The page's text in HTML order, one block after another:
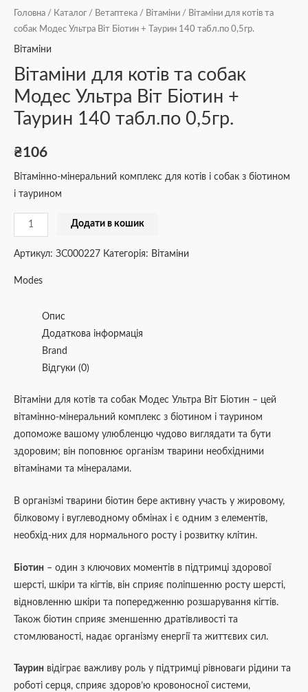
Головна / Каталог / Ветаптека / Вітаміни / Вітаміни для котів та
собак Модес Ультра Віт Біотин + Таурин 140 табл.по 0,5гр.
Вітаміни
Вітаміни для котів та собак
Модес Ультра Віт Біотин +
Таурин 140 табл.по 0,5гр.
₴106
Вітамінно-мінеральний комплекс для котів і собак з біотином
і таурином
Додати в кошик
Артикул: ЗС000227 Категорія: Вітаміни
Modes
Опис
Додаткова інформація
Brand
Відгуки (0)
Вітаміни для котів та собак Модес Ультра Віт Біотин – цей
вітамінно-мінеральний комплекс з біотином і таурином
допоможе вашому улюбленцю чудово виглядати та бути
здоровим; він поповнює організм тварини необхідними
вітамінами та мінералами.
В організмі тварини біотин бере активну участь у жировому,
білковому і вуглеводному обмінах і є одним з елементів,
необхід-них для нормального росту і розвитку клітин.
Біотин – один з ключових моментів в підтримці здорової
шерсті, шкіри та кігтів, він сприяє поліпшенню росту шерсті,
відновленню шкіри та попередженню розшарування кігтів.
Також біотин сприяє зменшенню дратівливості та
стомлюваності, надає організму енергії та життєвих сил.
Таурин відіграє важливу роль у підтримці рівноваги рідини та
роботі серця, сприяє здоров’ю кровоносної системи,